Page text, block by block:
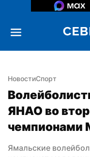
НовостиСпорт
ЯНАО во
чемпионами
Ямальские